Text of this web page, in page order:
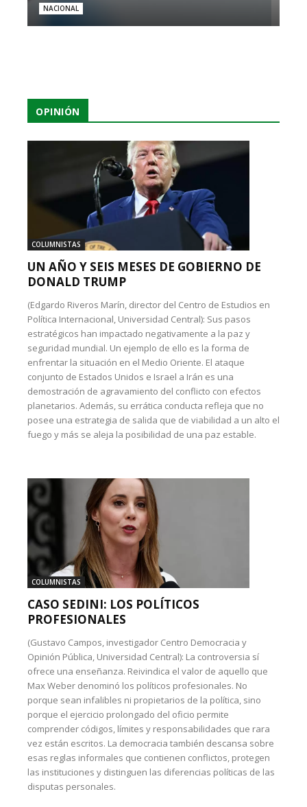
NACIONAL
OPINIÓN
COLUMNISTAS
UN AÑO Y SEIS MESES DE GOBIERNO DE
DONALD TRUMP
(Edgardo Riveros Marín, director del Centro de Estudios en
Política Internacional, Universidad Central): Sus pasos
estratégicos han impactado negativamente a la paz y
seguridad mundial. Un ejemplo de ello es la forma de
enfrentar la situación en el Medio Oriente. El ataque
conjunto de Estados Unidos e Israel a Irán es una
demostración de agravamiento del conflicto con efectos
planetarios. Además, su errática conducta refleja que no
posee una estrategia de salida que de viabilidad a un alto el
fuego y más se aleja la posibilidad de una paz estable.
COLUMNISTAS
CASO SEDINI: LOS POLÍTICOS
PROFESIONALES
(Gustavo Campos, investigador Centro Democracia y
Opinión Pública, Universidad Central): La controversia sí
ofrece una enseñanza. Reivindica el valor de aquello que
Max Weber denominó los políticos profesionales. No
porque sean infalibles ni propietarios de la política, sino
porque el ejercicio prolongado del oficio permite
comprender códigos, límites y responsabilidades que rara
vez están escritos. La democracia también descansa sobre
esas reglas informales que contienen conflictos, protegen
las instituciones y distinguen las diferencias políticas de las
disputas personales.